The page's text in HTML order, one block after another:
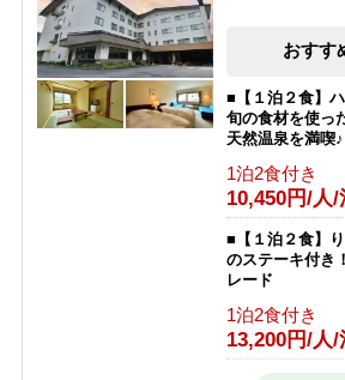
おすす
■【１泊２食】
旬の食材を使っ
天然温泉を満喫♪
1泊2食付き
10,450円/人/
■【１泊２食】
のステーキ付き
レード
1泊2食付き
13,200円/人/